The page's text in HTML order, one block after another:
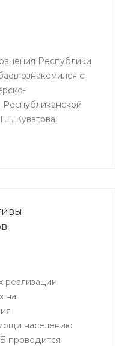
Республики
ознакомился с
Республиканской
Куватова.
реализации
на
населению
проводится